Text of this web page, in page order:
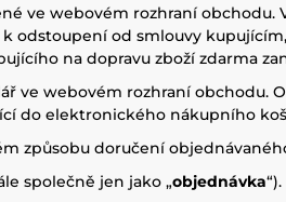
ve webovém rozhraní
odstoupení od smlouvy
na dopravu zboží zdarma
ve webovém rozhraní obchodu.
do elektronického nákupního
způsobu doručení
společně jen jako „objednávka“).